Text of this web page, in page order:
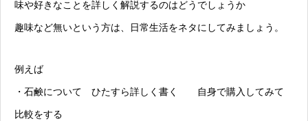
味や好きなことを詳しく解説するのはどうでしょうか
趣味など無いという方は、日常生活をネタにしてみましょう。
例えば
・石鹸について ひたすら詳しく書く 自身で購入してみて
比較をする